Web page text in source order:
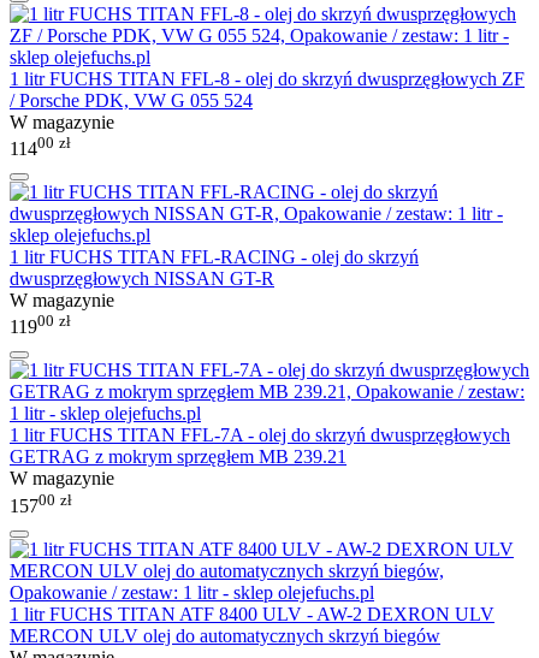
1 litr FUCHS TITAN FFL-8 - olej do skrzyń dwusprzęgłowych ZF
/ Porsche PDK, VW G 055 524
W magazynie
11400 zł
1 litr FUCHS TITAN FFL-RACING - olej do skrzyń
dwusprzęgłowych NISSAN GT-R
W magazynie
11900 zł
1 litr FUCHS TITAN FFL-7A - olej do skrzyń dwusprzęgłowych
GETRAG z mokrym sprzęgłem MB 239.21
W magazynie
15700 zł
1 litr FUCHS TITAN ATF 8400 ULV - AW-2 DEXRON ULV
MERCON ULV olej do automatycznych skrzyń biegów